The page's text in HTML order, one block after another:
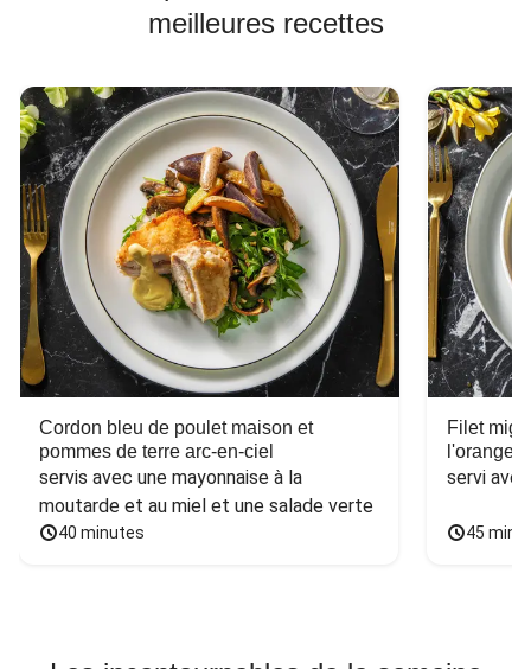
meilleures recettes
Cordon bleu de poulet maison et
pommes de terre arc-en-ciel
servis avec une mayonnaise à la
moutarde et au miel et une salade verte
40 minutes
Filet
l'orange
servi
45